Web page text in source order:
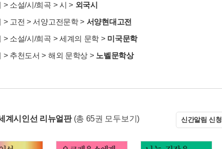
> 소설/시/희곡 > 시 > 외국시
> 고전 >서양고전문학> 서양현대고전
> 소설/시/희곡 > 세계의 문학 > 미국문학
> 추천도서 > 해외 문학상 > 노벨문학상
계시인선 리뉴얼판 (총 65권 모두보기) 신간알림 신청